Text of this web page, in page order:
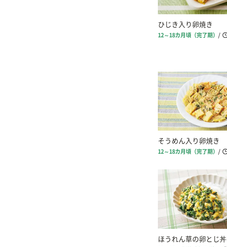
ひじき入り卵焼き
12～18カ月頃（完了期） /
そうめん入り卵焼き
12～18カ月頃（完了期） /
ほうれん草の卵とじ丼